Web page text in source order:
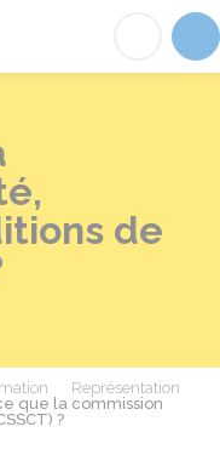
Fréville-du-
de
Représentation
que la commission
?